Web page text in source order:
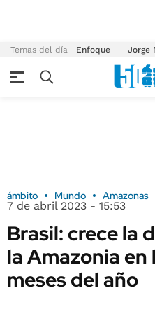
Temas del día Enfoque Jorge
ámbito Mundo Amazonas
7 de abril 2023 - 15:53
Brasil: crece la
la Amazonia
meses del año